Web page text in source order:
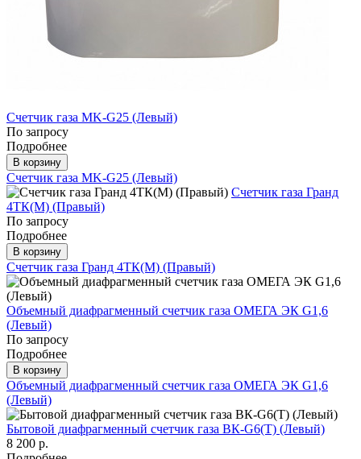
Счетчик газа МK-G25 (Левый)
По запросу
Подробнее
В корзину
Счетчик газа МK-G25 (Левый)
Счетчик газа Гранд
4ТК(М) (Правый)
По запросу
Подробнее
В корзину
Счетчик газа Гранд 4ТК(М) (Правый)
Объемный диафрагменный счетчик газа ОМЕГА ЭК G1,6
(Левый)
По запросу
Подробнее
В корзину
Объемный диафрагменный счетчик газа ОМЕГА ЭК G1,6
(Левый)
Бытовой диафрагменный счетчик газа ВК-G6(Т) (Левый)
8 200 р.